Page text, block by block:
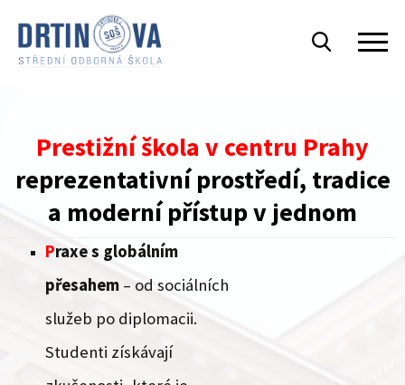
Prestižníškola v centru Prahy
reprezentativní prostředí, tradice
a moderní přístup v jednom
Praxe s globálním
přesahem – od sociálních
služeb po diplomacii.
Studenti získávají